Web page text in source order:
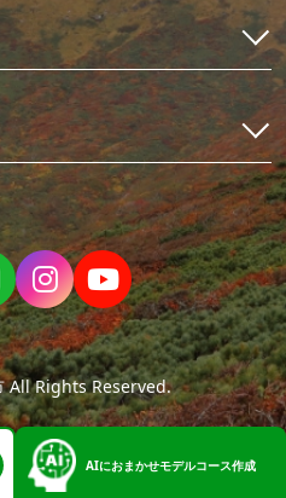
AIにおまかせモデルコース作成
体験
作り
ー
ミュージアム
ろう！
び立ち
あるきツアー編
＆食事処編
と
て
て
All Rights Reserved.